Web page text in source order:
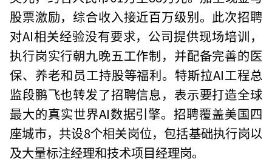
股票激励，综合收入接近百万级别。此次招聘
对AI相关经验没有要求，公司提供现场培训，
执行岗实行朝九晚五工作制，并配备完善的医
保、养老和员工持股等福利。特斯拉AI工程总
监段鹏飞也转发了招聘信息，表示要打造全球
最大的真实世界AI数据引擎。招聘覆盖美国四
座城市，共设8个相关岗位，包括基础执行岗以
及大量标注经理和技术项目经理岗。